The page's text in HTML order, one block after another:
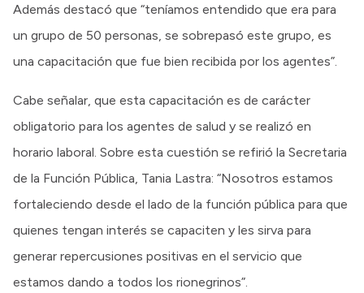
Además destacó que “teníamos entendido que era para
un grupo de 50 personas, se sobrepasó este grupo, es
una capacitación que fue bien recibida por los agentes”.
Cabe señalar, que esta capacitación es de carácter
obligatorio para los agentes de salud y se realizó en
horario laboral. Sobre esta cuestión se refirió la Secretaria
de la Función Pública, Tania Lastra: “Nosotros estamos
fortaleciendo desde el lado de la función pública para que
quienes tengan interés se capaciten y les sirva para
generar repercusiones positivas en el servicio que
estamos dando a todos los rionegrinos”.